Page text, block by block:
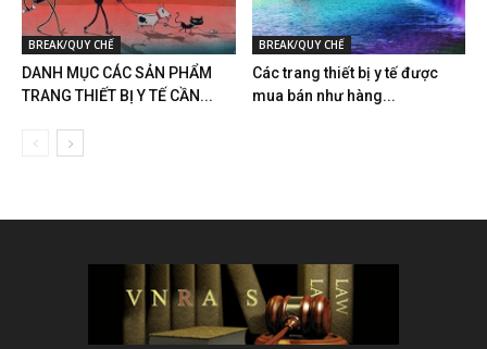
BREAK/QUY CHẾ
DANH MỤC CÁC SẢN PHẨM
TRANG THIẾT BỊ Y TẾ CẦN...
BREAK/QUY CHẾ
Các trang thiết bị y tế được
mua bán như hàng...